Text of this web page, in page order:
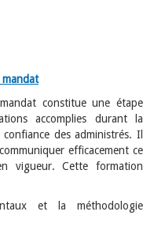
constitue une étape
accomplies durant la
des administrés. Il
efficacement ce
vigueur. Cette formation
et la méthodologie